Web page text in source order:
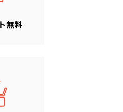
無料